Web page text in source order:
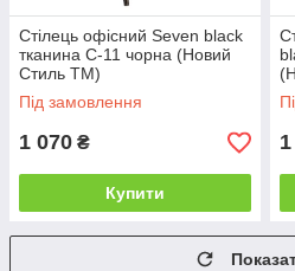
Стілець офісний Seven black
тканина С-11 чорна (Новий
Стиль ТМ)
Під замовлення
1 070 ₴
Купити